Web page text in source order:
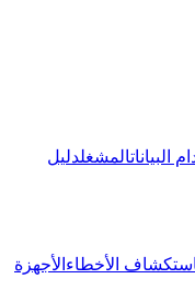
البياناتالمشغلدليل
الأخطاء الأجهزة